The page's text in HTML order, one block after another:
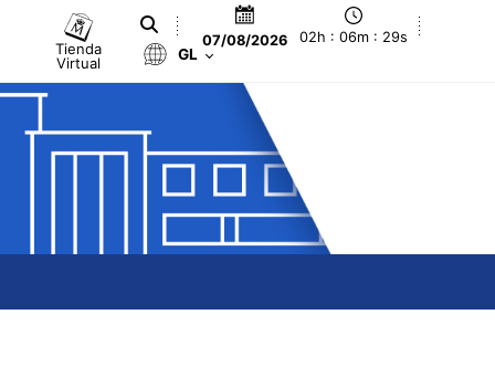
Tienda
Virtual
07/08/2026 02h : 06m : 30s
GL